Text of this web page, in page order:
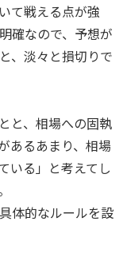
て戦える点が強
確なので、予想が
、淡々と損切りで
と、相場への固執
あるあまり、相場
いる」と考えてし
体的なルールを設